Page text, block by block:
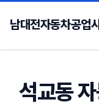
남대전자동차공업
석교동